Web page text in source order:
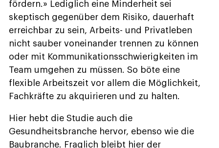
fördern.» Lediglich eine Minderheit sei
skeptisch gegenüber dem Risiko, dauerhaft
erreichbar zu sein, Arbeits- und Privatleben
nicht sauber voneinander trennen zu können
oder mit Kommunikationsschwierigkeiten im
Team umgehen zu müssen. So böte eine
flexible Arbeitszeit vor allem die Möglichkeit,
Fachkräfte zu akquirieren und zu halten.
Hier hebt die Studie auch die
Gesundheitsbranche hervor, ebenso wie die
Baubranche. Fraglich bleibt hier der